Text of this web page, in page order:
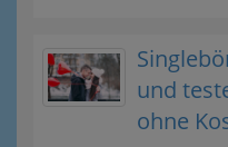
und
ohne